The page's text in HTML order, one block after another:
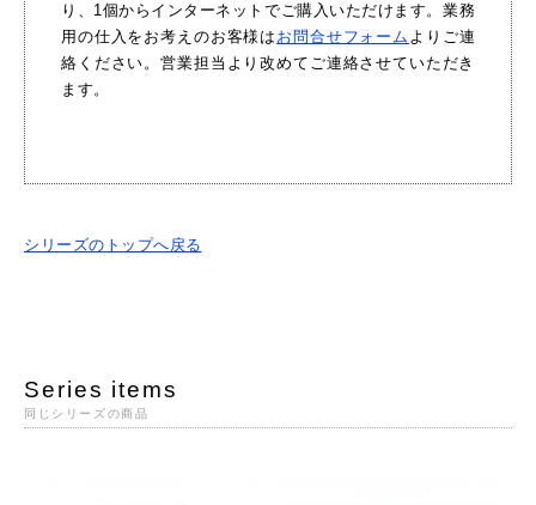
り、1個からインターネットでご購入いただけます。業務
用の仕入をお考えのお客様は お問合せフォーム よりご連
絡ください。営業担当より改めてご連絡させていただき
ます。
シリーズのトップへ戻る
Series items
同じシリーズの商品